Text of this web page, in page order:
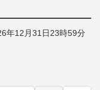
年12月31日23時59分